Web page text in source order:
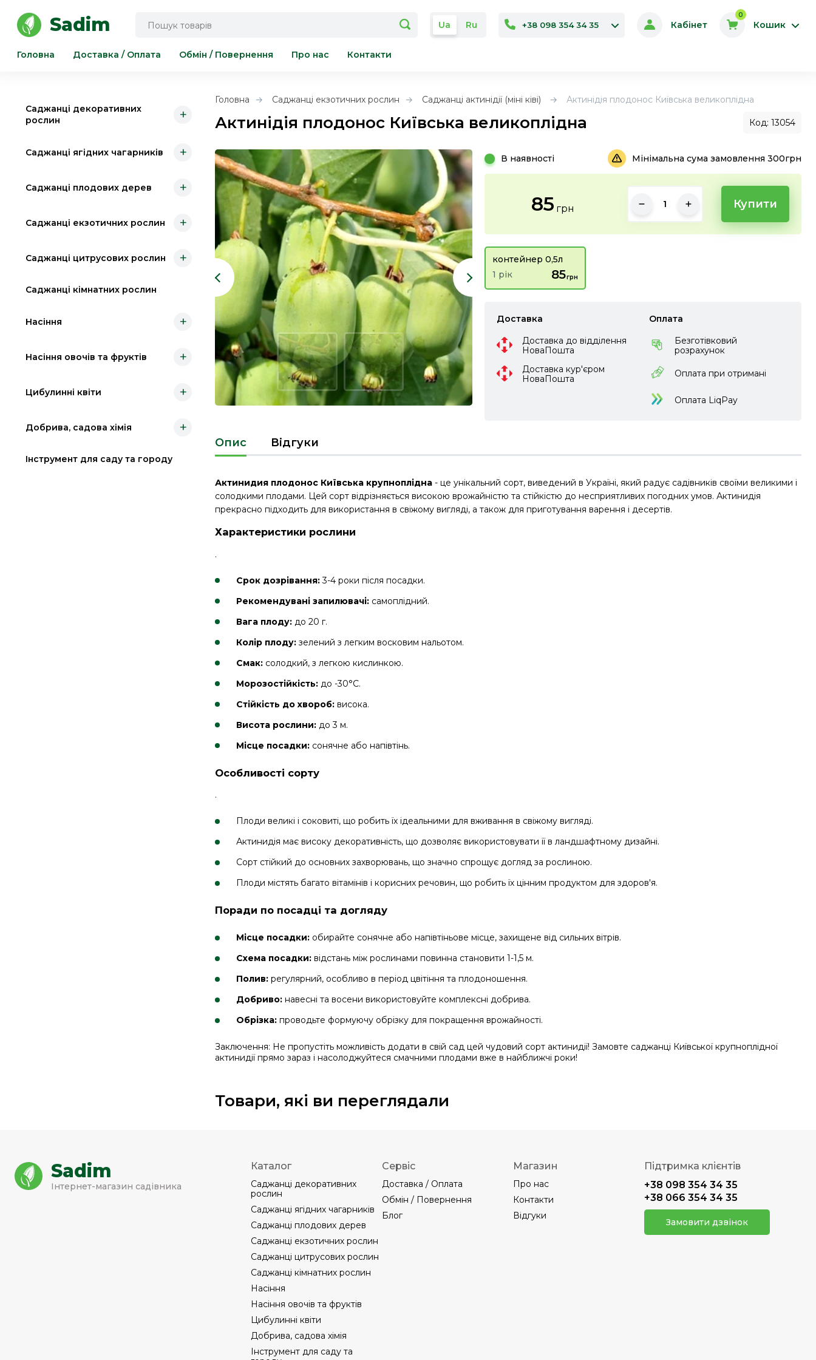
Sadim Ua Ru +38 098 354 34 35 Кабінет
0
Кошик
Головна Доставка / Оплата Обмін / Повернення Про нас Контакти
Саджанці декоративних
рослин
+
Саджанці ягідних чагарників +
Саджанці плодових дерев +
Саджанці екзотичних рослин +
Саджанці цитрусових рослин +
Саджанці кімнатних рослин
Насіння +
Насіння овочів та фруктів +
Цибулинні квіти +
Добрива, садова хімія +
Інструмент для саду та городу
Головна Саджанці екзотичних рослин Саджанці актинідії (міні ківі) Актинідія плодонос Київська великоплідна
Актинідія плодонос Київська великоплідна Код: 13054
В наявності Мінімальна сума замовлення 300грн
85 грн Купити
контейнер 0,5л
1 рік
85грн
Доставка
Доставка до відділення
НоваПошта
Доставка кур'єром
НоваПошта
Оплата
Безготівковий
розрахунок
Оплата при отримані
Оплата LiqPay
Опис Відгуки
Актинидия плодонос Київська крупноплідна - це унікальний сорт, виведений в Україні, який радує садівників своїми великими і
солодкими плодами. Цей сорт відрізняється високою врожайністю та стійкістю до несприятливих погодних умов. Актинидія
прекрасно підходить для використання в свіжому вигляді, а також для приготування варення і десертів.
Характеристики рослини
.
Срок дозрівання:3-4 роки після посадки.
Рекомендувані запилювачі: самоплідний.
Вага плоду: до 20 г.
Колір плоду: зелений з легким восковим нальотом.
Смак: солодкий, з легкою кислинкою.
Морозостійкість: до -30°C.
Стійкість до хвороб: висока.
Висота рослини: до 3 м.
Місце посадки: сонячне або напівтінь.
Особливості сорту
.
Плоди великі і соковиті, що робить їх ідеальними для вживання в свіжому вигляді.
Актинидія має високу декоративність, що дозволяє використовувати її в ландшафтному дизайні.
Сорт стійкий до основних захворювань, що значно спрощує догляд за рослиною.
Плоди містять багато вітамінів і корисних речовин, що робить їх цінним продуктом для здоров'я.
Поради по посадці та догляду
Місце посадки: обирайте сонячне або напівтіньове місце, захищене від сильних вітрів.
Схема посадки: відстань між рослинами повинна становити 1-1,5 м.
Полив: регулярний, особливо в період цвітіння та плодоношення.
Добриво: навесні та восени використовуйте комплексні добрива.
Обрізка: проводьте формуючу обрізку для покращення врожайності.
Заключення: Не пропустіть можливість додати в свій сад цей чудовий сорт актинидії! Замовте саджанці Київської крупноплідної
актинидії прямо зараз і насолоджуйтеся смачними плодами вже в найближчі роки!
Товари, які ви переглядали
Sadim
Інтернет-магазин садівника
Підтримка клієнтів
+38 098 354 34 35
+38 066 354 34 35
Замовити дзвінок
Каталог
Саджанці декоративних
рослин
Саджанці ягідних чагарників
Саджанці плодових дерев
Саджанці екзотичних рослин
Саджанці цитрусових рослин
Саджанці кімнатних рослин
Насіння
Насіння овочів та фруктів
Цибулинні квіти
Добрива, садова хімія
Інструмент для саду та
Сервіс
Доставка / Оплата
Обмін / Повернення
Блог
Магазин
Про нас
Контакти
Відгуки